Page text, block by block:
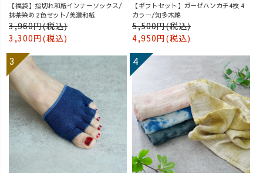
【福袋】指切れ和紙インナーソックス/
抹茶染め 2色セット/美濃和紙
3,960円(税込)
3,300円(税込)
【ギフトセット】ガーゼハンカチ4枚 4
カラー/知多木綿
5,500円(税込)
4,950円(税込)